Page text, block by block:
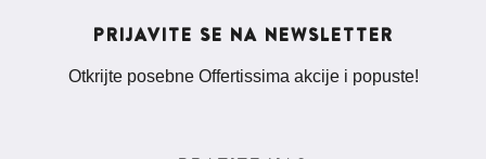
PRIJAVITE SE NA NEWSLETTER
Otkrijte posebne Offertissima akcije i popuste!